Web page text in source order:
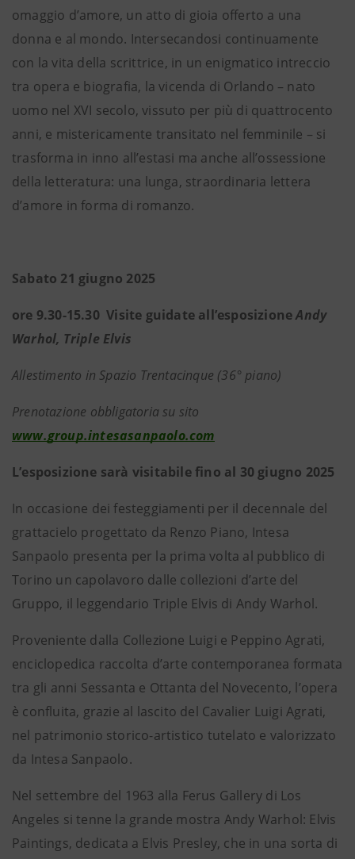
omaggio d’amore, un atto di gioia offerto a una
donna e al mondo. Intersecandosi continuamente
con la vita della scrittrice, in un enigmatico intreccio
tra opera e biografia, la vicenda di Orlando – nato
uomo nel XVI secolo, vissuto per più di quattrocento
anni, e mistericamente transitato nel femminile – si
trasforma in inno all’estasi ma anche all’ossessione
della letteratura: una lunga, straordinaria lettera
d’amore in forma di romanzo.
Sabato 21 giugno 2025
ore 9.30-15.30 Visite guidate all’esposizioneAndy
Warhol, Triple Elvis
Allestimento in Spazio Trentacinque (36° piano)
Prenotazione obbligatoria su sito
www.group.intesasanpaolo.com
L’esposizione sarà visitabile fino al 30 giugno 2025
In occasione dei festeggiamenti per il decennale del
grattacielo progettato da Renzo Piano, Intesa
Sanpaolo presenta per la prima volta al pubblico di
Torino un capolavoro dalle collezioni d’arte del
Gruppo, il leggendario Triple Elvis di Andy Warhol.
Proveniente dalla Collezione Luigi e Peppino Agrati,
enciclopedica raccolta d’arte contemporanea formata
tra gli anni Sessanta e Ottanta del Novecento, l’opera
è confluita, grazie al lascito del Cavalier Luigi Agrati,
nel patrimonio storico-artistico tutelato e valorizzato
da Intesa Sanpaolo.
Nel settembre del 1963 alla Ferus Gallery di Los
Angeles si tenne la grande mostra Andy Warhol: Elvis
Paintings, dedicata a Elvis Presley, che in una sorta di